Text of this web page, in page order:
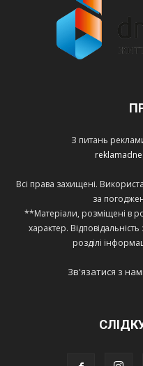
З питань
Всі права захищені.
за
**Матеріали, розміщені в
характер.
розділі
Зв'язатися з